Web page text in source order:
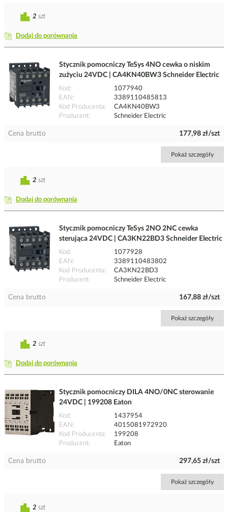
Dodaj do porównania
2 szt
Stycznik pomocniczy TeSys 4NO cewka o niskim
zużyciu 24VDC | CA4KN40BW3 Schneider Electric
Kod
1077940
EAN
3389110485813
Kod Producenta
CA4KN40BW3
Producent
Schneider Electric
Cena brutto 177,98 zł/szt
Pokaż szczegóły
Dodaj do porównania
2 szt
Stycznik pomocniczy TeSys 2NO 2NC cewka
sterująca 24VDC | CA3KN22BD3 Schneider Electric
Kod
1077928
EAN
3389110483802
Kod Producenta
CA3KN22BD3
Producent
Schneider Electric
Cena brutto 167,88 zł/szt
Pokaż szczegóły
Dodaj do porównania
2 szt
Stycznik pomocniczy DILA 4NO/0NC sterowanie
24VDC | 199208 Eaton
Kod
1437954
EAN
4015081972920
Kod Producenta
199208
Producent
Eaton
Cena brutto 297,65 zł/szt
Pokaż szczegóły
2 szt